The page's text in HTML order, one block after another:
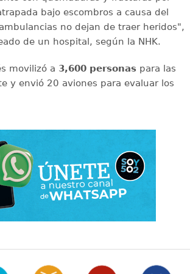
bajo escombros a causa del
no dejan de traer heridos",
de un hospital, según la NHK.
movilizó a 3,600 personaspara las
y envió 20 aviones para evaluar los